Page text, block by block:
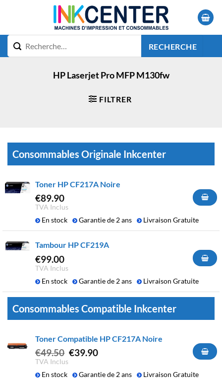
RECHERCHE
HP Laserjet Pro MFP M130fw
FILTRER
Consommables Originale Inkcenter
Toner HP CF217A Noire
€89.90
TVA Inclus
En stock
Garantie de 2 ans Livraison Gratuite
Tambour HP CF219A
€99.00
TVA Inclus
En stock
Garantie de 2 ans Livraison Gratuite
Consommables Compatible Inkcenter
Toner Compatible HP CF217A Noire
€49.50
Le
initial
€39.90Le
actuel
TVA Inclus
En stock
Garantie de 2 ans Livraison Gratuite